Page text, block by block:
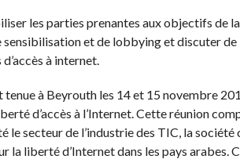
les parties prenantes aux objectifs de
sensibilisation et de lobbying et discuter de
à internet.
tenue à Beyrouth les 14 et 15 novembre
d’accès à l’Internet. Cette réunion
le secteur de l’industrie des TIC, la
la liberté d’Internet dans les pays arabes.